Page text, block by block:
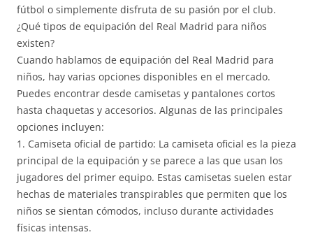
fútbol o simplemente disfruta de su pasión por el club.
¿Qué tipos de equipación del Real Madrid para niños
existen?
Cuando hablamos de equipación del Real Madrid para
niños, hay varias opciones disponibles en el mercado.
Puedes encontrar desde camisetas y pantalones cortos
hasta chaquetas y accesorios. Algunas de las principales
opciones incluyen:
1. Camiseta oficial de partido: La camiseta oficial es la pieza
principal de la equipación y se parece a las que usan los
jugadores del primer equipo. Estas camisetas suelen estar
hechas de materiales transpirables que permiten que los
niños se sientan cómodos, incluso durante actividades
físicas intensas.